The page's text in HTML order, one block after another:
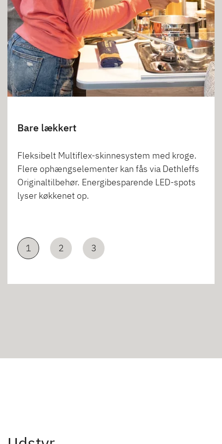
Bare lækkert
Fleksibelt Multiflex-skinnesystem med kroge.
Flere ophængselementer kan fås via Dethleffs
Originaltilbehør. Energibesparende LED-spots
lyser køkkenet op.
1 2 3